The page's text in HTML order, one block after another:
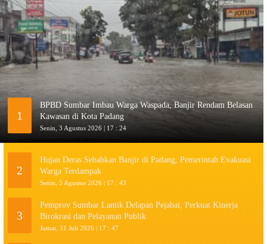
1
BPBD Sumbar Imbau Warga Waspada, Banjir Rendam Belasan
Kawasan di Kota Padang
Senin, 3 Agustus 2026 | 17 : 24
2
Hujan Deras Sebabkan Banjir di Padang, Pemerintah Evakuasi
Warga Terdampak
Senin, 3 Agustus 2026 | 17 : 43
3
Pemprov Sumbar Lantik Delapan Pejabat, Perkuat Kinerja
Birokrasi dan Pelayanan Publik
Jumat, 31 Juli 2026 | 17 : 47